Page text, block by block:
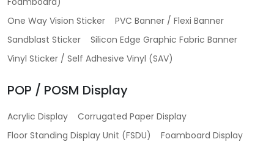
One Way Vision Sticker
PVC Banner / Flexi Banner
Sandblast Sticker
Silicon Edge Graphic Fabric Banner
Vinyl Sticker / Self Adhesive Vinyl (SAV)
POP / POSM Display
Acrylic Display
Corrugated Paper Display
Floor Standing Display Unit (FSDU)
Foamboard Display